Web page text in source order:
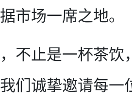
市场一席之地。
不止是一杯茶饮
们诚挚邀请每一